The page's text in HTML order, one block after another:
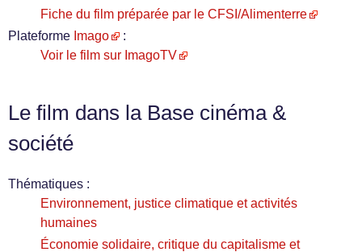
Fiche du film préparée par le CFSI/Alimenterre
Plateforme Imago
:
Voir le film sur ImagoTV
Le film dans la Base cinéma &
société
Thématiques :
Environnement, justice climatique et activités
humaines
Économie solidaire, critique du capitalisme et